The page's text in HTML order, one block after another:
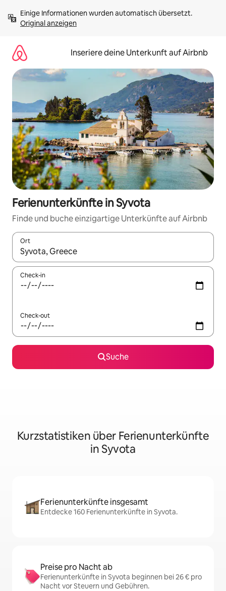
Inhalten
springenOriginal anzeigen
Inseriere deine Unterkunft auf Airbnb
Ferienunterkünfte in Syvota
Finde und buche einzigartige Unterkünfte auf Airbnb
Ort
Wenn Ergebnisse verfügbar sind, navigiere mit den
Check-in
Check-out
Suche
Kurzstatistiken über Ferienunterkünfte
in Syvota
Ferienunterkünfte insgesamt
Entdecke 160 Ferienunterkünfte in Syvota.
Preise pro Nacht ab
Ferienunterkünfte in Syvota beginnen bei 26 € pro
Nacht vor Steuern und Gebühren.